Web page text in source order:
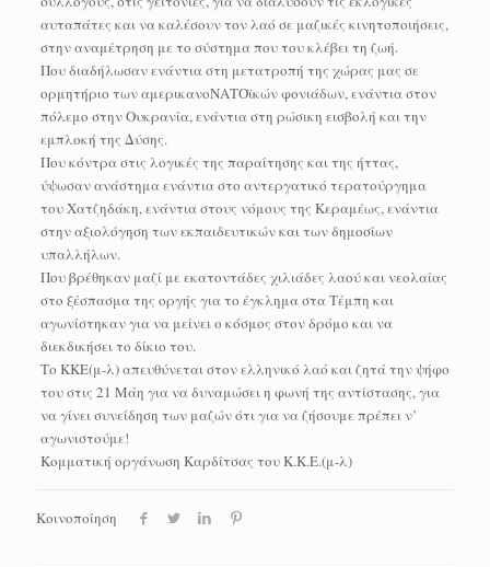
αυταπάτες και να καλέσουν τον λαό σε μαζικές κινητοποιήσεις,
στην αναμέτρηση με το σύστημα που του κλέβει τη ζωή.
Που διαδήλωσαν ενάντια στη μετατροπή της χώρας μας σε
ορμητήριο των αμερικανοΝΑΤΟϊκών φονιάδων, ενάντια στον
πόλεμο στην Ουκρανία, ενάντια στη ρώσικη εισβολή και την
εμπλοκή της Δύσης.
Που κόντρα στις λογικές της παραίτησης και της ήττας,
ύψωσαν ανάστημα ενάντια στο αντεργατικό τερατούργημα
του Χατζηδάκη, ενάντια στους νόμους της Κεραμέως, ενάντια
στην αξιολόγηση των εκπαιδευτικών και των δημοσίων
υπαλλήλων.
Που βρέθηκαν μαζί με εκατοντάδες χιλιάδες λαού και νεολαίας
στο ξέσπασμα της οργής για το έγκλημα στα Τέμπη και
αγωνίστηκαν για να μείνει ο κόσμος στον δρόμο και να
διεκδικήσει το δίκιο του.
Το ΚΚΕ(μ-λ) απευθύνεται στον ελληνικό λαό και ζητά την ψήφο
του στις 21 Μάη για να δυναμώσει η φωνή της αντίστασης, για
να γίνει συνείδηση των μαζών ότι για να ζήσουμε πρέπει ν’
αγωνιστούμε!
Κομματική οργάνωση Καρδίτσας του K.K.E.(μ-λ)
Κοινοποίηση